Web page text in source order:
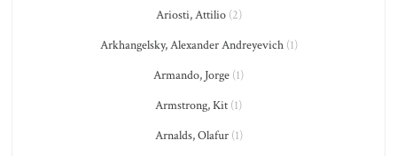
Ariosti, Attilio(2)
Arkhangelsky, Alexander Andreyevich(1)
Armando, Jorge (1)
Armstrong, Kit (1)
Arnalds, Olafur(1)